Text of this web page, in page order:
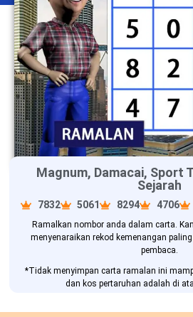
Magnum, Damacai, Sport
Sejarah
7832 5061 8294 4706
Ramalkan nombor anda dalam carta.
menyenaraikan rekod kemenangan
pembaca.
*Tidak menyimpan carta ramalan ini
dan kos pertaruhan adalah di